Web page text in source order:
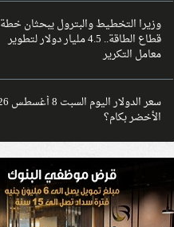
وزيرا التخطيط والبترول يبحثان خطة
قطاع الطاقة.. 4.5 مليار دولار لتطوير
معامل التكرير
الأخضر بكام؟